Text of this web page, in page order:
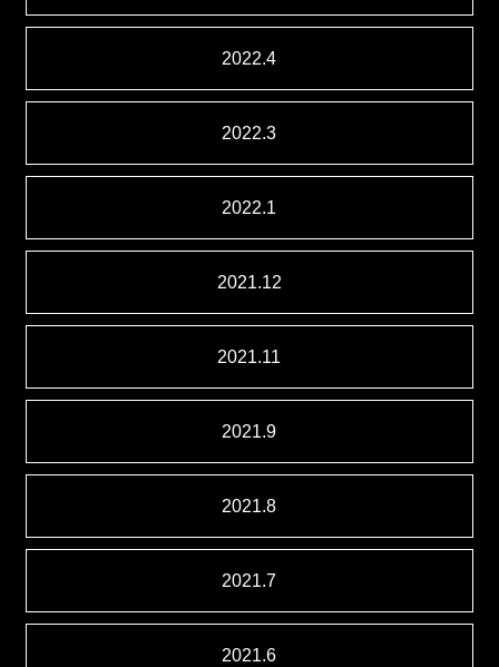
2022.4
2022.3
2022.1
2021.12
2021.11
2021.9
2021.8
2021.7
2021.6